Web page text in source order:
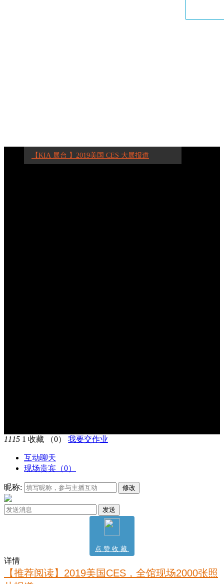
【KIA 展台 】2019美国 CES 大展报道
1115 1 收藏 （0） 我要交作业
互动聊天
现场贵宾（0）
昵称: 修改
发送
点赞收藏
详情
【推荐阅读】2019美国CES，全馆现场2000张照